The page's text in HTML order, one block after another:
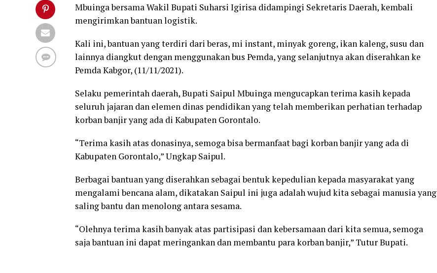
Mbuinga bersama Wakil Bupati Suharsi Igirisa didampingi Sekretaris Daerah, kembali
mengirimkan bantuan logistik.
Kali ini, bantuan yang terdiri dari beras, mi instant, minyak goreng, ikan kaleng, susu dan
lainnya diangkut dengan menggunakan bus Pemda, yang selanjutnya akan diserahkan ke
Pemda Kabgor, (11/11/2021).
Selaku pemerintah daerah, Bupati Saipul Mbuinga mengucapkan terima kasih kepada
seluruh jajaran dan elemen dinas pendidikan yang telah memberikan perhatian terhadap
korban banjir yang ada di Kabupaten Gorontalo.
“Terima kasih atas donasinya, semoga bisa bermanfaat bagi korban banjir yang ada di
Kabupaten Gorontalo,” Ungkap Saipul.
Berbagai bantuan yang diserahkan sebagai bentuk kepedulian kepada masyarakat yang
mengalami bencana alam, dikatakan Saipul ini juga adalah wujud kita sebagai manusia yang
saling bantu dan menolong antara sesama.
“Olehnya terima kasih banyak atas partisipasi dan kebersamaan dari kita semua, semoga
saja bantuan ini dapat meringankan dan membantu para korban banjir,” Tutur Bupati.